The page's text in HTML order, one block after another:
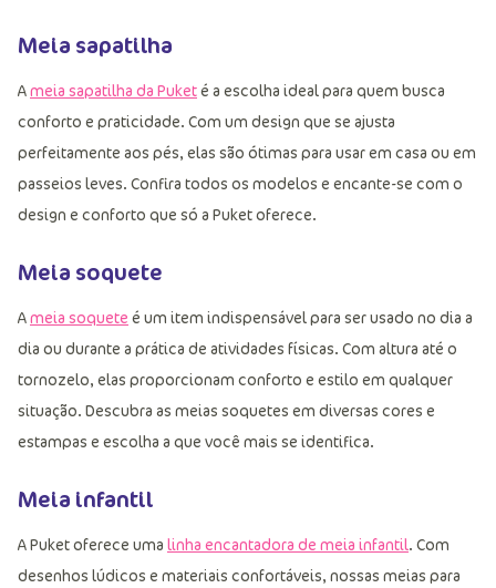
Meia sapatilha
Ameia sapatilha da Puketé a escolha ideal para quem busca
conforto e praticidade. Com um design que se ajusta
perfeitamente aos pés, elas são ótimas para usar em casa ou em
passeios leves. Confira todos os modelos e encante-se com o
design e conforto que só a Puket oferece.
Meia soquete
Ameia soquete é um item indispensável para ser usado no dia a
dia ou durante a prática de atividades físicas. Com altura até o
tornozelo, elas proporcionam conforto e estilo em qualquer
situação. Descubra as meias soquetes em diversas cores e
estampas e escolha a que você mais se identifica.
Meia infantil
A Puket oferece uma linha encantadora de meia infantil. Com
desenhos lúdicos e materiais confortáveis, nossas meias para